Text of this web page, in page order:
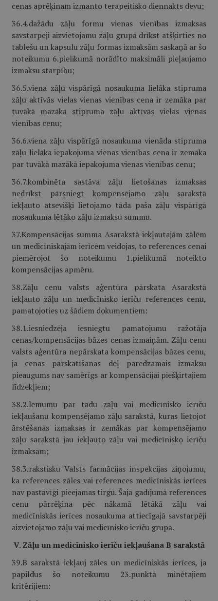
cenas aprēķinam izmanto terapeitisko diennakts devu;
36.4.dažādu zāļu formu vienas vienības izmaksas
savstarpēji aizvietojamu zāļu grupā drīkst atšķirties no
tablešu un kapsulu zāļu formas izmaksām saskaņā ar šo
noteikumu 6.pielikumā norādīto maksimāli pieļaujamo
izmaksu starpību;
36.5.viena zāļu vispārīgā nosaukuma lielāka stipruma
zāļu aktīvās vielas vienas vienības cena ir zemāka par
tuvākā mazākā stipruma zāļu aktīvās vielas vienas
vienības cenu;
36.6.viena zāļu vispārīgā nosaukuma vienāda stipruma
zāļu lielāka iepakojuma vienas vienības cena ir zemāka
par tuvākā mazākā iepakojuma vienas vienības cenu;
36.7.kombinēta sastāva zāļu lietošanas izmaksas
nedrīkst pārsniegt kompensējamo zāļu sarakstā
iekļauto atsevišķi lietojamo tāda paša zāļu vispārīgā
nosaukuma lētāko zāļu izmaksu summu.
37.Kompensācijas summa Asarakstā iekļautajām zālēm
un medicīnis­kajām ierīcēm veidojas, to references cenai
piemērojot šo noteikumu 1.pielikumā noteikto
kompensācijas apmēru.
38.Zāļu cenu valsts aģentūra pārskata Asarakstā
iekļauto zāļu un medicīnisko ierīču references cenu,
pamatojoties uz šādiem dokumentiem:
38.1.iesniedzēja iesniegtu pamatojumu ražotāja
cenas/kompensācijas bāzes cenas izmaiņām. Zāļu cenu
valsts aģentūra nepārskata kompensācijas bāzes cenu,
ja cenas pārskatīšanas dēļ paredzamais izmaksu
pieaugums nav samērīgs ar kompensācijai piešķirtajiem
līdzekļiem;
38.2.lēmumu par tādu zāļu vai medicīnisko ierīču
iekļaušanu kompensējamo zāļu sarakstā, kuras lietojot
ārstēšanas izmaksas ir zemākas par kompensējamo
zāļu sarakstā jau iekļauto zāļu vai medicīnisko ierīču
izmaksām;
38.3.rakstisku Valsts farmācijas inspekcijas ziņojumu,
ka references zāles vai references medicīniskās ierīces
nav pastāvīgi pieejamas tirgū. Šajā gadījumā references
cenu pārrēķina pēc nākamā lētākā zāļu vai
medicīniskās ierīces nosaukuma attiecīgajā savstarpēji
aizvietojamo zāļu vai medicīnisko ierīču grupā.
V. Zāļu un medicīnisko ierīču iekļaušana B sarakstā
39.B sarakstā iekļauj zāles un medicīniskās ierīces, ja
papildus šo noteikumu 23.punktā minētajiem
kritērijiem: